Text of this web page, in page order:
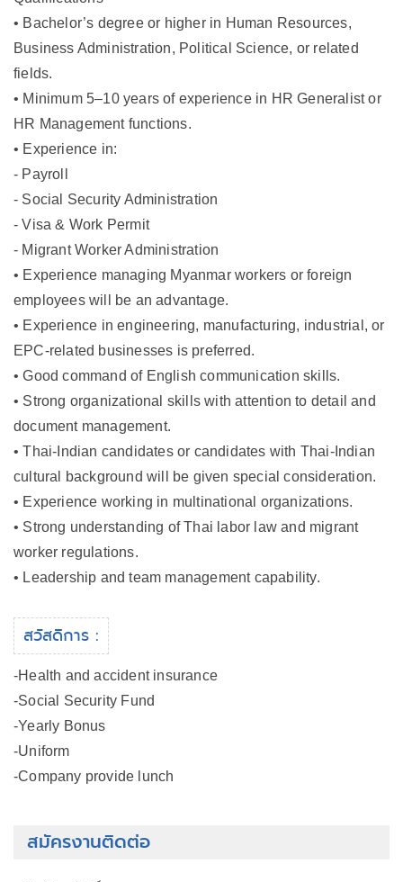
• Bachelor’s degree or higher in Human Resources,
Business Administration, Political Science, or related
fields.
• Minimum 5–10 years of experience in HR Generalist or
HR Management functions.
• Experience in:
- Payroll
- Social Security Administration
- Visa & Work Permit
- Migrant Worker Administration
• Experience managing Myanmar workers or foreign
employees will be an advantage.
• Experience in engineering, manufacturing, industrial, or
EPC-related businesses is preferred.
• Good command of English communication skills.
• Strong organizational skills with attention to detail and
document management.
• Thai-Indian candidates or candidates with Thai-Indian
cultural background will be given special consideration.
• Experience working in multinational organizations.
• Strong understanding of Thai labor law and migrant
worker regulations.
• Leadership and team management capability.
สวัสดิการ :
-Health and accident insurance
-Social Security Fund
-Yearly Bonus
-Uniform
-Company provide lunch
สมัครงานติดต่อ